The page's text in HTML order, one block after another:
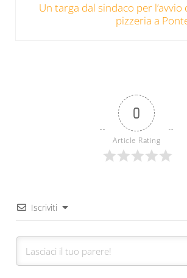
Un targa dal sindaco per l’avvio
pizzeria a
0
Article Rating
Iscriviti